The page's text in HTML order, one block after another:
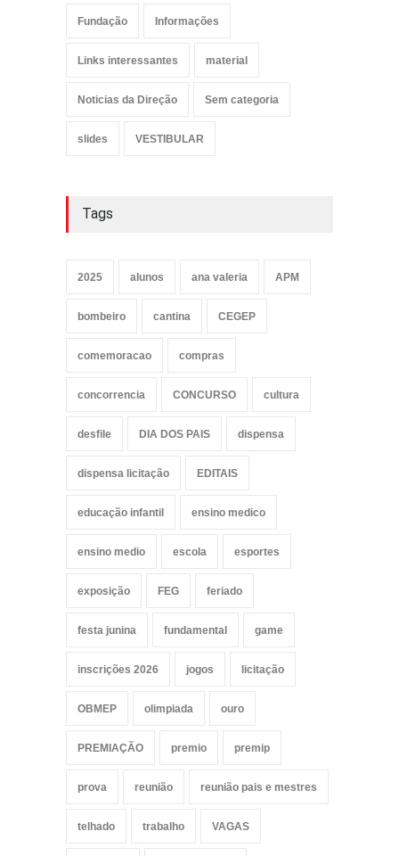
Fundação Informações
Links interessantes material
Noticias da Direção Sem categoria
slides VESTIBULAR
Tags
2025 alunos ana valeria APM
bombeiro cantina CEGEP
comemoracao compras
concorrencia CONCURSO cultura
desfile DIA DOS PAIS dispensa
dispensa licitação EDITAIS
educação infantil ensino medico
ensino medio escola esportes
exposição FEG feriado
festa junina fundamental game
inscrições 2026 jogos licitação
OBMEP olimpiada ouro
PREMIAÇÃO premio premip
prova reunião reunião pais e mestres
telhado trabalho VAGAS